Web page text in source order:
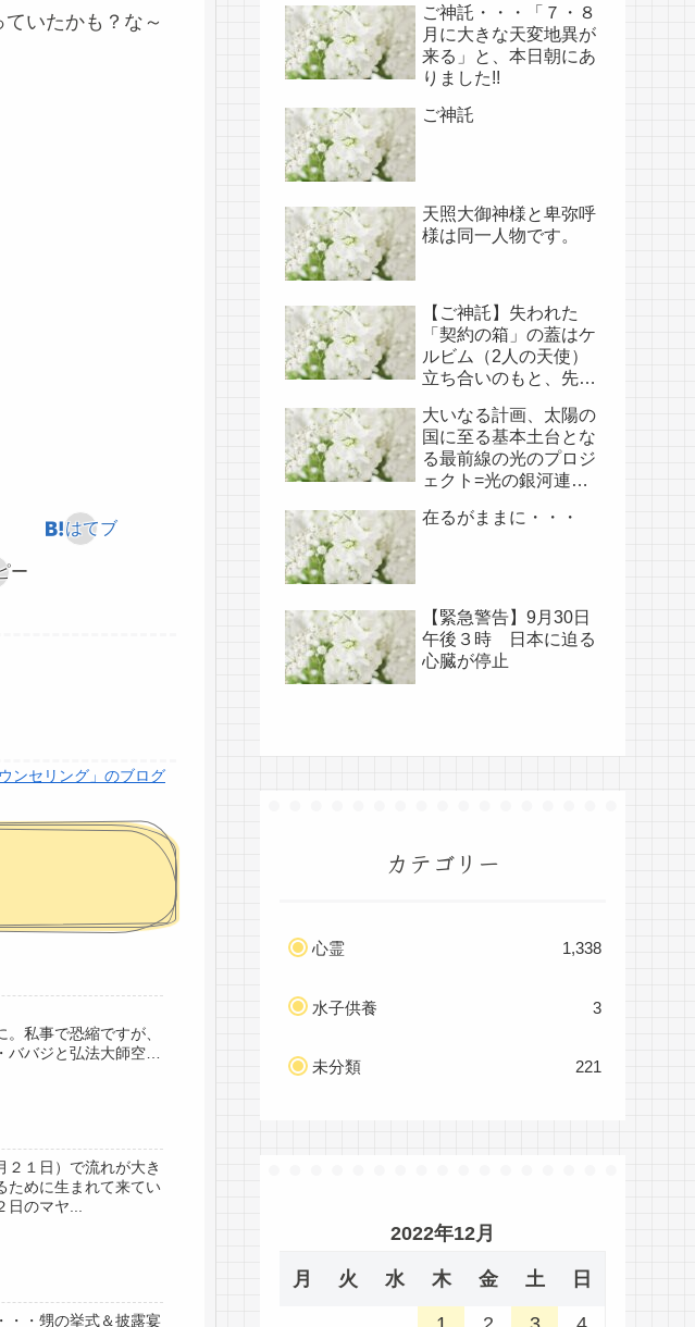
いたかも？な～
はてブ
ー
ンセリング」のブログ
恐縮ですが、
バジと弘法大師空海
２１日）で流れが大き
ために生まれて来てい
日のマヤ...
・・甥の挙式＆披露宴
事が必要不可欠なた
め、7月7日のお導き淡
路島は日本の原点であ
り古代太陽信仰の中心
点でもある伊弉諾宮、
他3ヵ所へのご神託あ
ご神託・・・「７・８
月に大きな天変地異が
来る」と、本日朝にあ
りました!!
ご神託
天照大御神様と卑弥呼
様は同一人物です。
【ご神託】失われた
「契約の箱」の蓋はケ
ルビム（2人の天使）
立ち合いのもと、先月
あらためて補足）
大いなる計画、太陽の
国に至る基本土台とな
る最前線の光のプロジ
ェクト=光の銀河連盟
ち、宇宙規模での壮大
在るがままに・・・
【緊急警告】9月30日
午後３時 日本に迫る
心臓が停止
カテゴリー
心霊 1,338
水子供養 3
未分類 221
2022年12月
月 火 水 木 金 土 日